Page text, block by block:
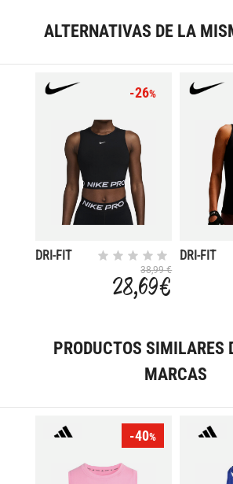
ALTERNATIVAS DE LA
-26%
DRI-FIT
38,99 €
28,69 €
DRI-FIT
PRODUCTOS SIMILARES
MARCAS
-40%